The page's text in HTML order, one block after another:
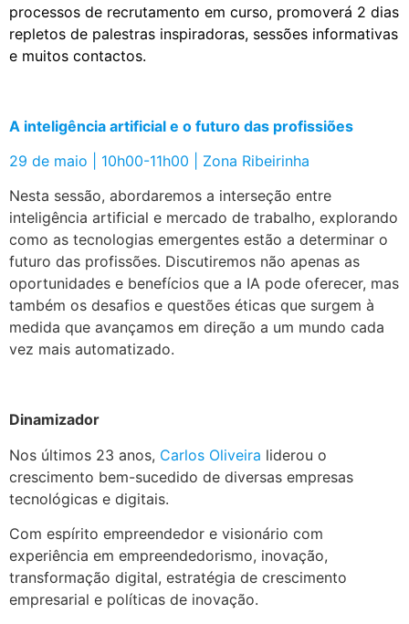
processos de recrutamento em curso, promoverá 2 dias
repletos de palestras inspiradoras, sessões informativas
e muitos contactos.
A inteligência artificial e o futuro das profissiões
29 de maio | 10h00-11h00 | Zona Ribeirinha
Nesta sessão, abordaremos a interseção entre
inteligência artificial e mercado de trabalho, explorando
como as tecnologias emergentes estão a determinar o
futuro das profissões. Discutiremos não apenas as
oportunidades e benefícios que a IA pode oferecer, mas
também os desafios e questões éticas que surgem à
medida que avançamos em direção a um mundo cada
vez mais automatizado.
Dinamizador
Nos últimos 23 anos, Carlos Oliveira liderou o
crescimento bem-sucedido de diversas empresas
tecnológicas e digitais.
Com espírito empreendedor e visionário com
experiência em empreendedorismo, inovação,
transformação digital, estratégia de crescimento
empresarial e políticas de inovação.